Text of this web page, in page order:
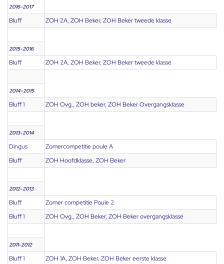
2016-2017
Bluff ZOH 2A, ZOH Beker, ZOH Beker tweede klasse
2015-2016
Bluff ZOH 2A, ZOH Beker, ZOH Beker tweede klasse
2014-2015
Bluff 1 ZOH Ovg., ZOH beker, ZOH Beker Overgangsklasse
2013-2014
Dingus
Zomercompetitie poule A
Bluff
ZOH Hoofdklasse, ZOH Beker
2012-2013
Bluff
Zomer competitie Poule 2
Bluff 1
ZOH Ovg., ZOH Beker, ZOH Beker overgangsklasse
2011-2012
Bluff 1 ZOH 1A, ZOH Beker, ZOH Beker eerste klasse